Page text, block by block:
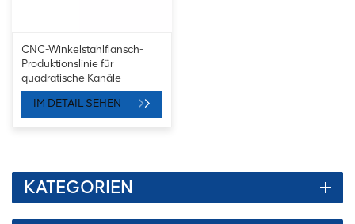
CNC-Winkelstahlflansch-
Produktionslinie für
quadratische Kanäle
IM DETAIL SEHEN
KATEGORIEN